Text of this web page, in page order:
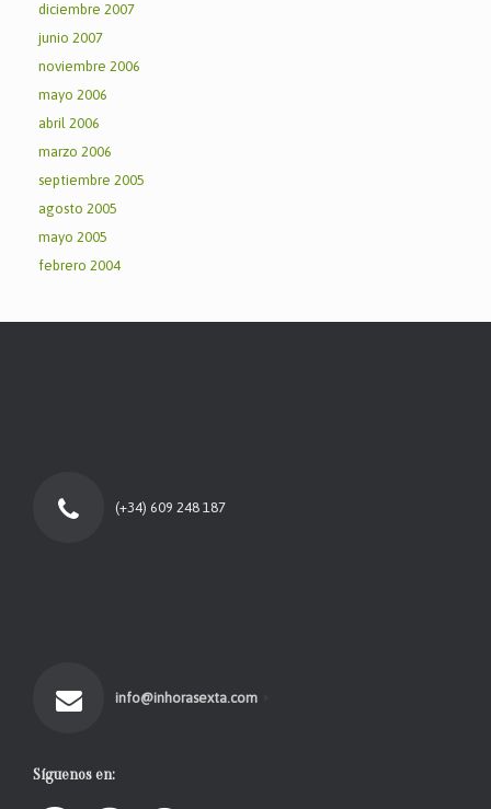
diciembre 2007
junio 2007
noviembre 2006
mayo 2006
abril 2006
marzo 2006
septiembre 2005
agosto 2005
mayo 2005
febrero 2004
(+34) 609 248 187
info@inhorasexta.com
Síguenos en: